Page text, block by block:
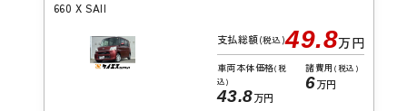
660 X SAII
支払総額(税込)49.8万円
車両本体価格(税
込)
43.8万円
諸費用 (税込)
6万円